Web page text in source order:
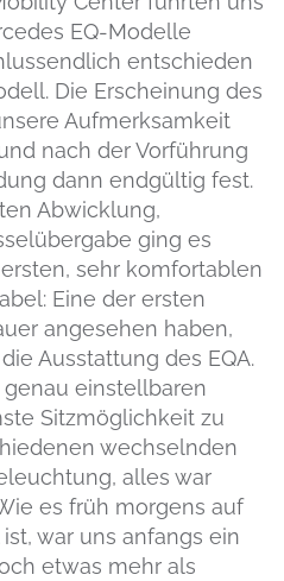
EQ-Modelle
entschieden
Die Erscheinung des
Aufmerksamkeit
nach der Vorführung
dann endgültig fest.
Abwicklung,
ging es
sehr komfortablen
Eine der ersten
angesehen haben,
Ausstattung des EQA.
einstellbaren
Sitzmöglichkeit zu
wechselnden
alles war
es früh morgens auf
war uns anfangs ein
etwas mehr als